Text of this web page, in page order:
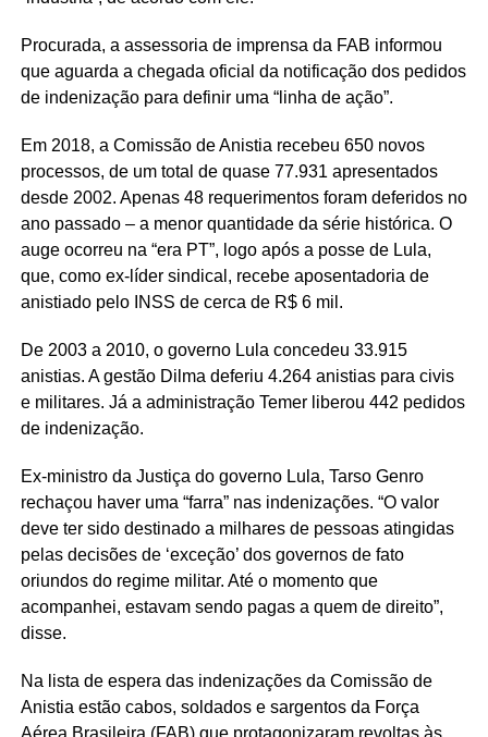
Procurada, a assessoria de imprensa da FAB informou
que aguarda a chegada oficial da notificação dos pedidos
de indenização para definir uma “linha de ação”.
Em 2018, a Comissão de Anistia recebeu 650 novos
processos, de um total de quase 77.931 apresentados
desde 2002. Apenas 48 requerimentos foram deferidos no
ano passado – a menor quantidade da série histórica. O
auge ocorreu na “era PT”, logo após a posse de Lula,
que, como ex-líder sindical, recebe aposentadoria de
anistiado pelo INSS de cerca de R$ 6 mil.
De 2003 a 2010, o governo Lula concedeu 33.915
anistias. A gestão Dilma deferiu 4.264 anistias para civis
e militares. Já a administração Temer liberou 442 pedidos
de indenização.
Ex-ministro da Justiça do governo Lula, Tarso Genro
rechaçou haver uma “farra” nas indenizações. “O valor
deve ter sido destinado a milhares de pessoas atingidas
pelas decisões de ‘exceção’ dos governos de fato
oriundos do regime militar. Até o momento que
acompanhei, estavam sendo pagas a quem de direito”,
disse.
Na lista de espera das indenizações da Comissão de
Anistia estão cabos, soldados e sargentos da Força
Aérea Brasileira (FAB) que protagonizaram revoltas às